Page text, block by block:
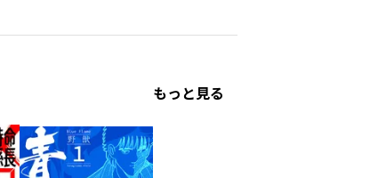
もっと見る